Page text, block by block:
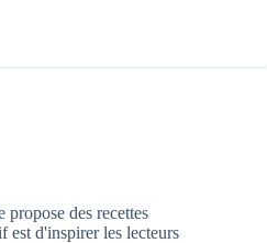
propose des recettes
est d'inspirer les lecteurs